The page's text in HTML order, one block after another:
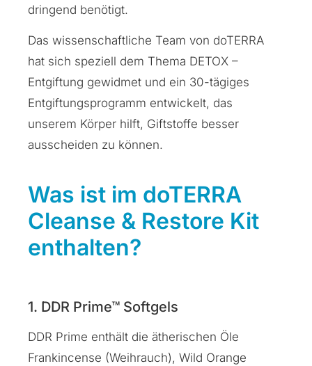
dringend benötigt.
Das wissenschaftliche Team von doTERRA
hat sich speziell dem Thema DETOX –
Entgiftung gewidmet und ein 30-tägiges
Entgiftungsprogramm entwickelt, das
unserem Körper hilft, Giftstoffe besser
ausscheiden zu können.
Was ist im doTERRA
Cleanse & Restore Kit
enthalten?
1. DDR Prime™ Softgels
DDR Prime enthält die ätherischen Öle
Frankincense (Weihrauch), Wild Orange